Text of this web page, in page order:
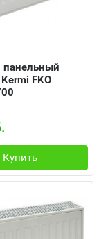
панельный
FKO
Купить